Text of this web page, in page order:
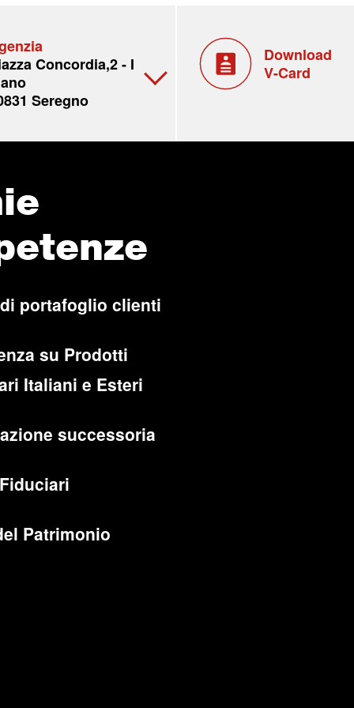
Concordia,2 - I
Seregno
Download
V-Card
portafoglio clienti
su Prodotti
Italiani e Esteri
successoria
Patrimonio